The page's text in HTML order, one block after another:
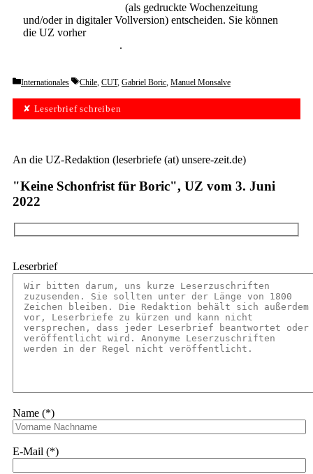
(als gedruckte Wochenzeitung
und/oder in digitaler Vollversion) entscheiden. Sie können
die UZ vorher
.
Categories
Internationales Tags
Chile, CUT, Gabriel Boric, Manuel Monsalve
✘ Leserbrief schreiben
An die UZ-Redaktion (leserbriefe (at) unsere-zeit.de)
"Keine Schonfrist für Boric", UZ vom 3. Juni
2022
Leserbrief
Name (*)
E-Mail (*)